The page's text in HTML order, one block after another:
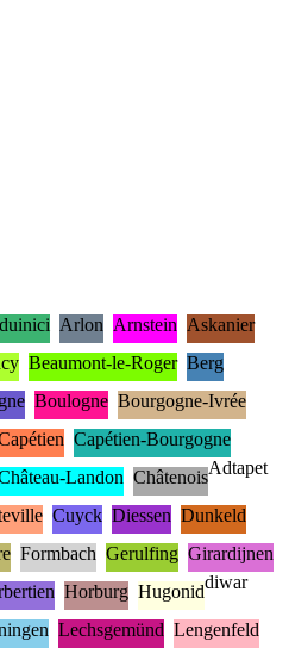
Arlon Arnstein Askanier
Beaumont-le-Roger Berg
Boulogne Bourgogne-Ivrée
Capétien-Bourgogne
Landon Châtenois
Cuyck Diessen Dunkeld
Formbach Gerulfing Girardijnen
Horburg Hugonid
Lechsgemünd Lengenfeld
Adtapet
diwar